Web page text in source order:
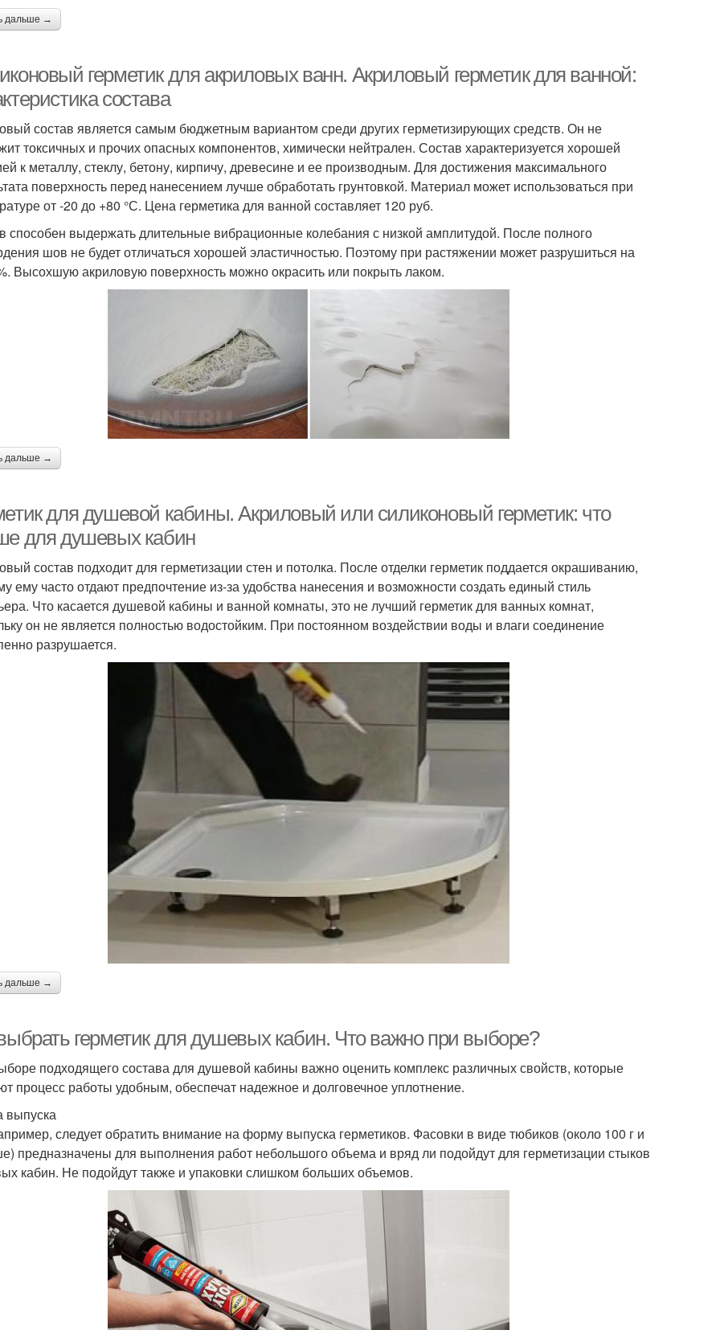
дальше →
герметик для акриловых ванн. Акриловый герметик для ванной:
состава
состав является самым бюджетным вариантом среди других герметизирующих средств. Он не
токсичных и прочих опасных компонентов, химически нейтрален. Состав характеризуется хорошей
к металлу, стеклу, бетону, кирпичу, древесине и ее производным. Для достижения максимального
поверхность перед нанесением лучше обработать грунтовкой. Материал может использоваться при
от -20 до +80 °С. Цена герметика для ванной составляет 120 руб.
способен выдержать длительные вибрационные колебания с низкой амплитудой. После полного
шов не будет отличаться хорошей эластичностью. Поэтому при растяжении может разрушиться на
Высохшую акриловую поверхность можно окрасить или покрыть лаком.
дальше →
для душевой кабины. Акриловый или силиконовый герметик: что
для душевых кабин
состав подходит для герметизации стен и потолка. После отделки герметик поддается окрашиванию,
ему часто отдают предпочтение из-за удобства нанесения и возможности создать единый стиль
Что касается душевой кабины и ванной комнаты, это не лучший герметик для ванных комнат,
он не является полностью водостойким. При постоянном воздействии воды и влаги соединение
разрушается.
дальше →
герметик для душевых кабин. Что важно при выборе?
подходящего состава для душевой кабины важно оценить комплекс различных свойств, которые
процесс работы удобным, обеспечат надежное и долговечное уплотнение.
выпуска
следует обратить внимание на форму выпуска герметиков. Фасовки в виде тюбиков (около 100 г и
предназначены для выполнения работ небольшого объема и вряд ли подойдут для герметизации стыков
кабин. Не подойдут также и упаковки слишком больших объемов.